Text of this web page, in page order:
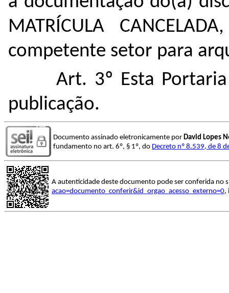
MATRÍCULA
competente setor para
Art. 3º Esta
publicação.
Documento assinado eletronicamente por David Lopes
fundamento no art. 6º, § 1º, do Decreto nº 8.539, de 8
A autenticidade deste documento pode ser conferida no
acao=documento_conferir&id_orgao_acesso_externo=0,